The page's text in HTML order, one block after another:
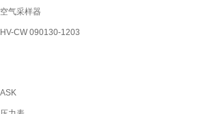
气采样器
CW 090130-1203